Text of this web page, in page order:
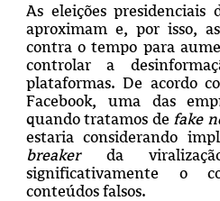
As eleições presidenciais
aproximam e, por isso,
contra o tempo para
controlar a
plataformas. De acordo
Facebook, uma das
quando tratamos de fake
estaria considerando
breakerda
significativamente o
conteúdos falsos.